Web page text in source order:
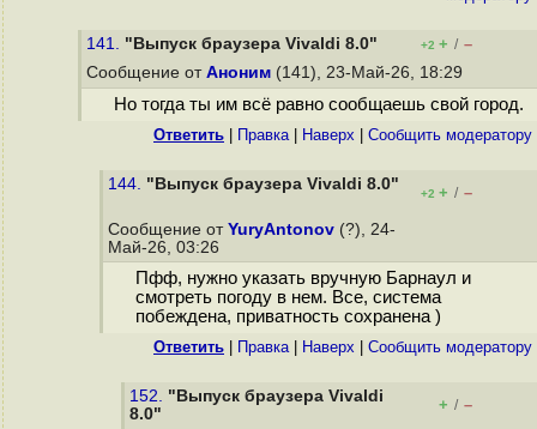
141. "Выпуск браузера Vivaldi 8.0" +2 + / –
Сообщение от Аноним (141), 23-Май-26, 18:29
Но тогда ты им всё равно сообщаешь свой город.
Ответить Правка| Наверх Cообщить модератору
144. "Выпуск браузера Vivaldi 8.0"
+2 + / –
Сообщение от YuryAntonov (?), 24-
Май-26, 03:26
Пфф, нужно указать вручную Барнаул и
смотреть погоду в нем. Все, система
побеждена, приватность сохранена )
Ответить Правка| Наверх Cообщить модератору
152. "Выпуск браузера Vivaldi
8.0"
+ / –